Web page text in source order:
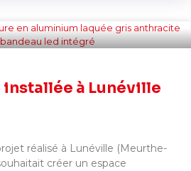
installée à Lunéville
réalisé à Lunéville (Meurthe-
créer un espace